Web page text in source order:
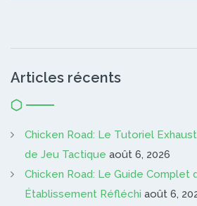
Articles récents
Chicken Road: Le Tutoriel
de Jeu Tactique août 6, 2026
Chicken Road: Le Guide Complet
Établissement Réfléchi août 6,